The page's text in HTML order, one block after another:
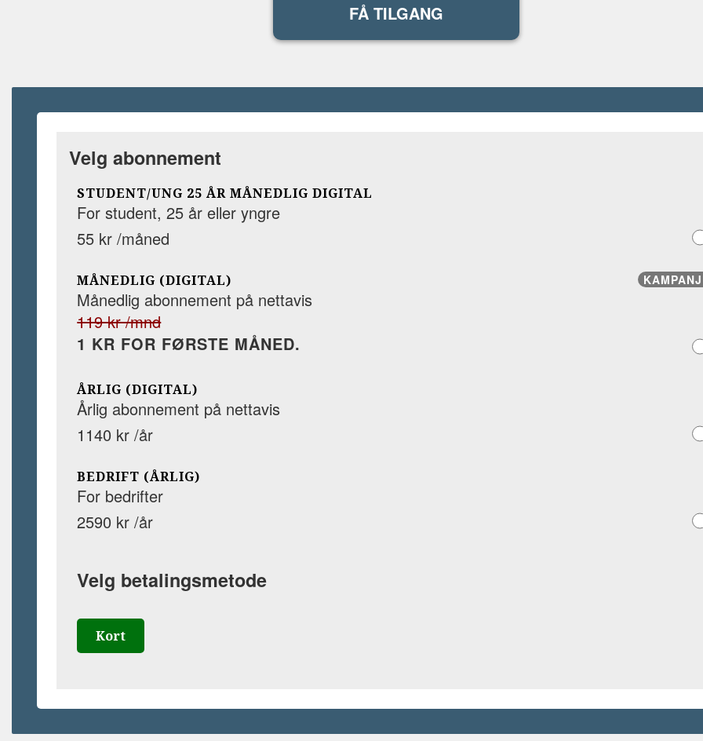
FÅ TILGANG
Velg abonnement
STUDENT/UNG 25 ÅR MÅNEDLIG DIGITAL
For student, 25 år eller yngre
55 kr /måned
MÅNEDLIG (DIGITAL)
Månedlig abonnement på nettavis
119 kr /mnd
1 KR FOR FØRSTE MÅNED.
ÅRLIG (DIGITAL)
Årlig abonnement på nettavis
1140 kr /år
BEDRIFT (ÅRLIG)
For bedrifter
2590 kr /år
Velg betalingsmetode
Kort